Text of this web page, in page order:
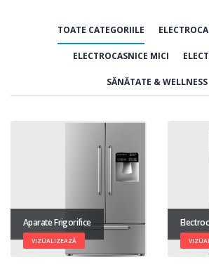
TOATE CATEGORIILE
ELECTROCASNICE MICI
SĂNĂTATE & WELLNESS
Aparate Frigorifice
VIZUALIZEAZĂ